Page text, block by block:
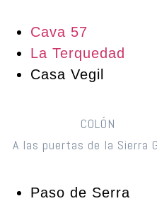
Cava 57
La Terquedad
Casa Vegil
COLÓN
A las puertas de la Sierra
Paso de Serra